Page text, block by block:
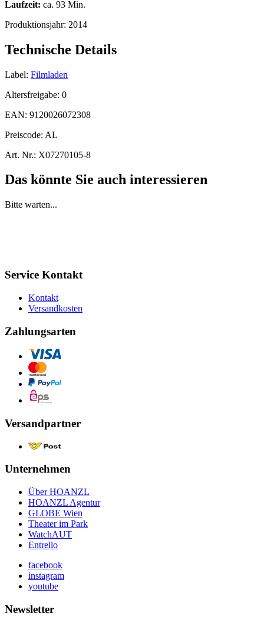
Laufzeit: ca. 93 Min.
Produktionsjahr: 2014
Technische Details
Label: Filmladen
Altersfreigabe: 0
EAN: 9120026072308
Preiscode: AL
Art. Nr.: X07270105-8
Das könnte Sie auch interessieren
Bitte warten...
Service Kontakt
Kontakt
Versandkosten
Zahlungsarten
Versandpartner
Unternehmen
Über HOANZL
HOANZL Agentur
GLOBE Wien
Theater im Park
WatchAUT
Entrello
facebook
instagram
youtube
Newsletter